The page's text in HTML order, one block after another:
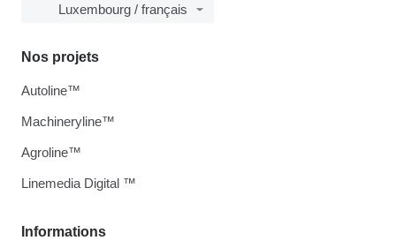
Luxembourg / français
Informations
Nos projets
Autoline™
Machineryline™
Agroline™
Linemedia Digital ™